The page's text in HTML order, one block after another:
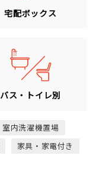
宅配ボックス
バス・トイレ別
室内洗濯機置場
家具・家電付き